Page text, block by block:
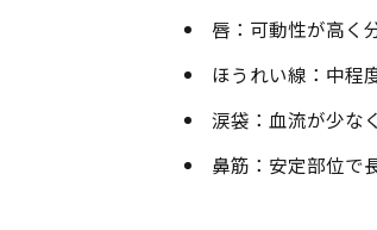
唇：可動性が高く
ほうれい線：中程
涙袋：血流が少な
鼻筋：安定部位で